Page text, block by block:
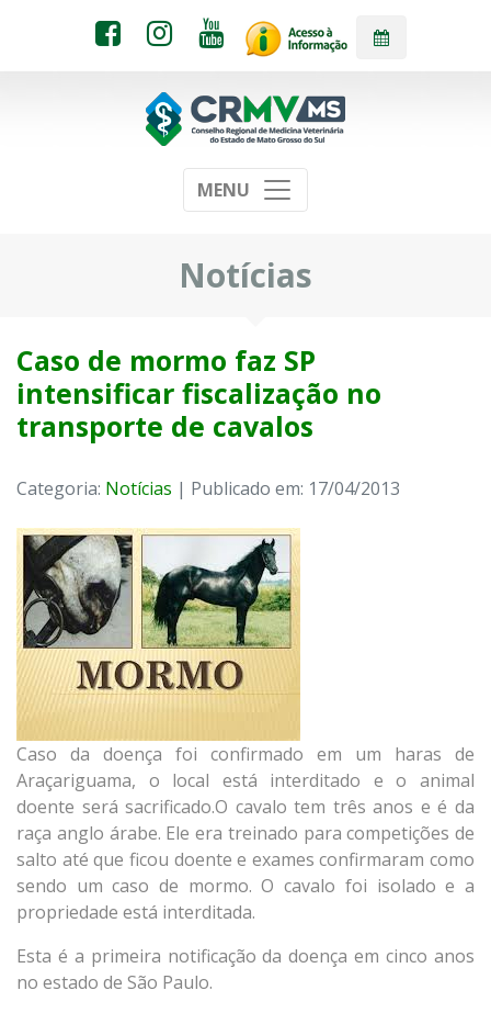
MENU
Notícias
Caso de mormo faz SP
intensificar fiscalização no
transporte de cavalos
Categoria: Notícias | Publicado em: 17/04/2013
Caso da doença foi confirmado em um haras de
Araçariguama, o local está interditado e o animal
doente será sacrificado.O cavalo tem três anos e é da
raça anglo árabe. Ele era treinado para competições de
salto até que ficou doente e exames confirmaram como
sendo um caso de mormo. O cavalo foi isolado e a
propriedade está interditada.
Esta é a primeira notificação da doença em cinco anos
no estado de São Paulo.